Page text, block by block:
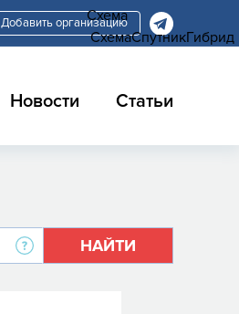
Добавить организацию
Новости Статьи
НАЙТИ
Схема
СхемаСпутникГибрид